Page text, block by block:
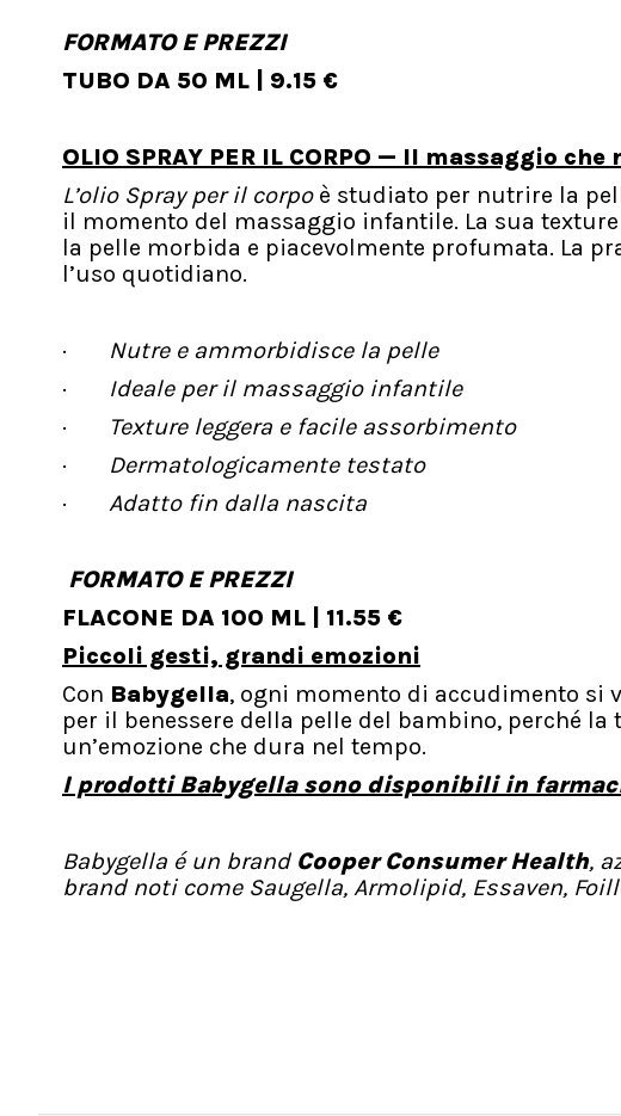
FORMATO E PREZZI
TUBO DA 50 ML | 9.15 €
OLIO SPRAY PER IL CORPO — Il massaggio che
L’olio Spray per il corpoè studiato per nutrire la
il momento del massaggio infantile. La sua
la pelle morbida e piacevolmente profumata. La
l’uso quotidiano.
· Nutre e ammorbidisce la pelle
· Ideale per il massaggio infantile
·
Texture leggera e facile assorbimento
· Dermatologicamente testato
· Adatto fin dalla nascita
FORMATO E PREZZI
FLACONE DA 100 ML | 11.55 €
Piccoli gesti, grandi emozioni
Con Babygella, ogni momento di accudimento si
per il benessere della pelle del bambino, perché la
un’emozione che dura nel tempo.
I prodotti Babygella sono disponibili in
Babygella é un brand Cooper Consumer Health,
brand noti come Saugella, Armolipid, Essaven,